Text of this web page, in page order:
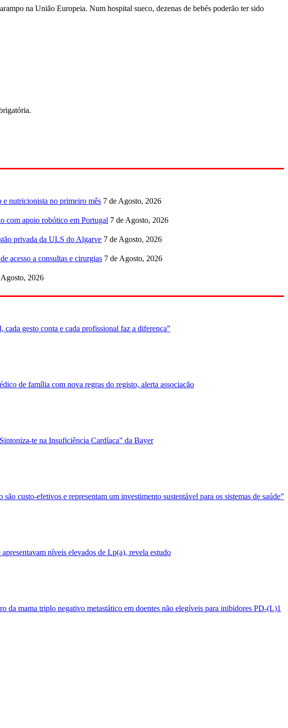
na União Europeia. Num hospital sueco, dezenas de bebés poderão ter sido
e nutricionista no primeiro mês 7 de Agosto, 2026
com apoio robótico em Portugal 7 de Agosto, 2026
privada da ULS do Algarve 7 de Agosto, 2026
acesso a consultas e cirurgias 7 de Agosto, 2026
2026
gesto conta e cada profissional faz a diferença”
de família com nova regras do registo, alerta associação
te na Insuficiência Cardíaca” da Bayer
custo-efetivos e representam um investimento sustentável para os sistemas de saúde”
níveis elevados de Lp(a), revela estudo
da mama triplo negativo metastático em doentes não elegíveis para inibidores PD-(L)1